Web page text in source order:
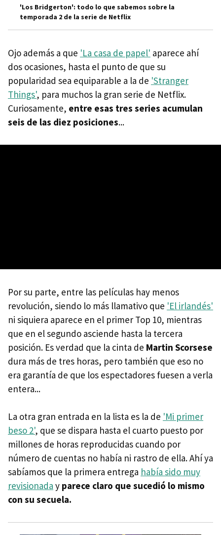
'Los Bridgerton': todo lo que sabemos sobre la
temporada 2 de la serie de Netflix
Ojo además a que 'La casa de papel' aparece ahí
dos ocasiones, hasta el punto de que su
popularidad sea equiparable a la de 'Stranger
Things', para muchos la gran serie de Netflix.
Curiosamente, entre esas tres series acumulan
seis de las diez posiciones...
Por su parte, entre las películas hay menos
revolución, siendo lo más llamativo que 'El irlandés'
ni siquiera aparece en el primer Top 10, mientras
que en el segundo asciende hasta la tercera
posición. Es verdad que la cinta de Martin Scorsese
dura más de tres horas, pero también que eso no
era garantía de que los espectadores fuesen a verla
entera...
La otra gran entrada en la lista es la de 'Mi primer
beso 2', que se dispara hasta el cuarto puesto por
millones de horas reproducidas cuando por
número de cuentas no había ni rastro de ella. Ahí ya
sabíamos que la primera entrega había sido muy
revisionada y parece claro que sucedió lo mismo
con su secuela.